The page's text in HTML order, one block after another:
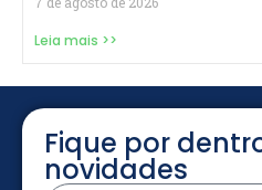
Leia mais >>
Fique por
novidades